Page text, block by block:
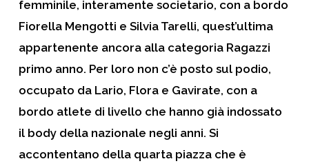
femminile, interamente societario, con a bordo
Fiorella Mengotti e Silvia Tarelli, quest’ultima
appartenente ancora alla categoria Ragazzi
primo anno. Per loro non c’è posto sul podio,
occupato da Lario, Flora e Gavirate, con a
bordo atlete di livello che hanno già indossato
il body della nazionale negli anni. Si
accontentano della quarta piazza che è